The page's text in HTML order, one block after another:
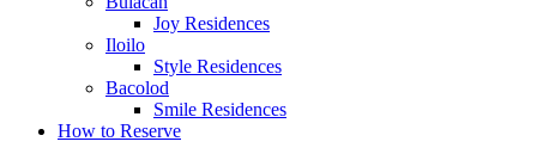
Joy Residences
Iloilo
Style Residences
Bacolod
Smile Residences
How to Reserve